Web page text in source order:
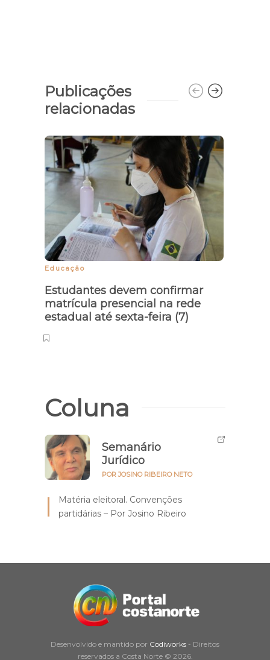
Publicações
relacionadas
Educação
Estudantes devem confirmar
matrícula presencial na rede
estadual até sexta-feira (7)
Coluna
Semanário
Jurídico
POR JOSINO RIBEIRO NETO
Matéria eleitoral. Convenções
partidárias – Por Josino Ribeiro
Desenvolvido e mantido por Codiworks - Direitos
reservados a Costa Norte © 2026.